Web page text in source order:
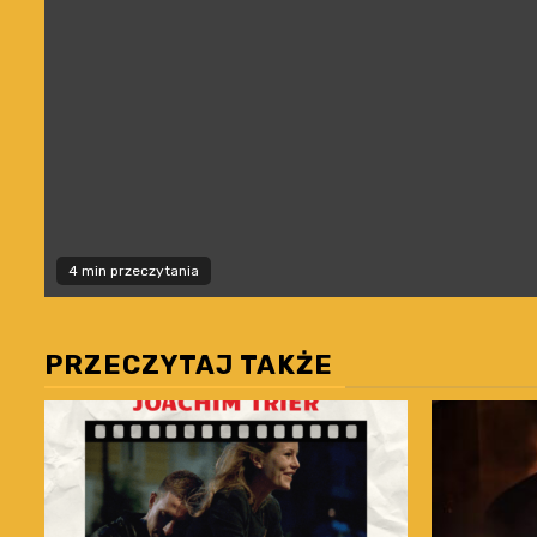
4 min przeczytania
PRZECZYTAJ TAKŻE